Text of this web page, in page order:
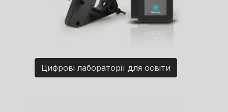
Цифрові лабораторії для освіти